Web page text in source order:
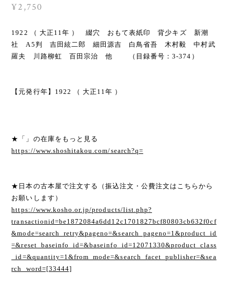
¥2,750
1922 （ 大正11年 ） 綴穴 おもて表紙印 背少キズ 新潮
社 A5判 吉田絃二郎 細田源吉 白鳥省吾 木村毅 中村武
羅夫 川路柳虹 百田宗治 他 （目録番号：3-374）
【元発行年】1922 （ 大正11年 ）
★「」の在庫をもっと見る
https://www.shoshitakou.com/search?q=
★日本の古本屋で注文する（振込注文・公費注文はこちらから
お願いします）
https://www.kosho.or.jp/products/list.php?
transactionid=be1872084a6dd12c1701827bcf80803cb632f0cf
&mode=search_retry&pageno=&search_pageno=1&product_id
=&reset_baseinfo_id=&baseinfo_id=12071330&product_class
_id=&quantity=1&from_mode=&search_facet_publisher=&sea
rch_word=[33444]